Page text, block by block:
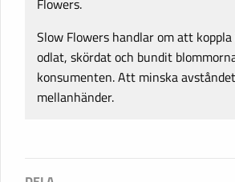
Slow Flowers handlar om att
odlat, skördat och bundit
konsumenten. Att minska
mellanhänder.